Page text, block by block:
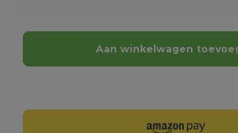
Aan winkelwagen